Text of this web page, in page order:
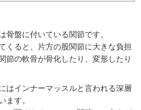
骨盤に付いている関節です。
くると、片方の股関節に大きな負担
節の軟骨が骨化したり、変形したり
はインナーマッスルと言われる深層
ます。